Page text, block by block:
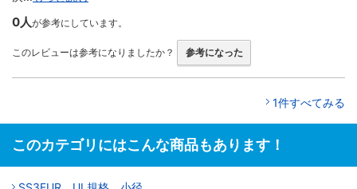
0人が参考にしています。
このレビューは参考になりましたか？ 参考になった
1件すべてみる
このカテゴリにはこんな商品もあります！